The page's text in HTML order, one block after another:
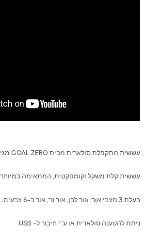
עששית מתקפלת סולארית מבית GOAL ZERO מגיעה ב-7 צבעים.
עששית קלת משקל וקומפקטית, המתאימה במיוחד
בעלת 3 מצבי אור: אור לבן, אור נר, אור ב-6 צבעים.
ניתת להטענה סולארית או ע”י חיבור ל- USB.